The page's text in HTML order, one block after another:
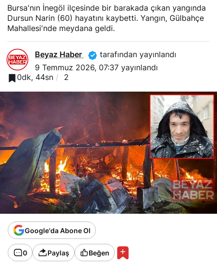
Bursa'nın İnegöl ilçesinde bir barakada çıkan yangında
Dursun Narin (60) hayatını kaybetti. Yangın, Gülbahçe
Mahallesi'nde meydana geldi.
Beyaz Haber
tarafından yayınlandı
9 Temmuz 2026, 07:37 yayınlandı
0dk, 44sn
2
Google'da Abone Ol
0 Paylaş Beğen